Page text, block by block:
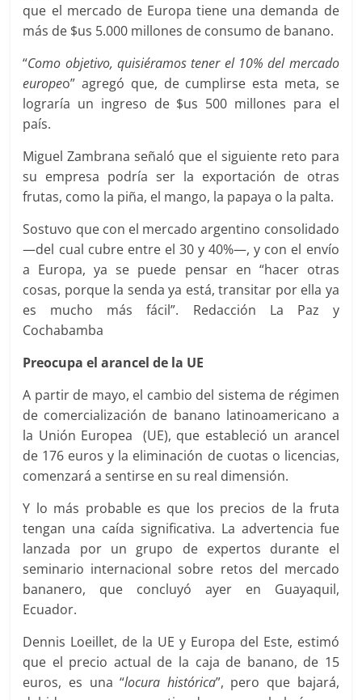
que el mercado de Europa tiene una demanda de
más de $us 5.000 millones de consumo de banano.
“Como objetivo, quisiéramos tener el 10% del mercado
europeo” agregó que, de cumplirse esta meta, se
lograría un ingreso de $us 500 millones para el
país.
Miguel Zambrana señaló que el siguiente reto para
su empresa podría ser la exportación de otras
frutas, como la piña, el mango, la papaya o la palta.
Sostuvo que con el mercado argentino consolidado
—del cual cubre entre el 30 y 40%—, y con el envío
a Europa, ya se puede pensar en “hacer otras
cosas, porque la senda ya está, transitar por ella ya
es mucho más fácil”. Redacción La Paz y
Cochabamba
Preocupa el arancel de la UE
A partir de mayo, el cambio del sistema de régimen
de comercialización de banano latinoamericano a
la Unión Europea (UE), que estableció un arancel
de 176 euros y la eliminación de cuotas o licencias,
comenzará a sentirse en su real dimensión.
Y lo más probable es que los precios de la fruta
tengan una caída significativa. La advertencia fue
lanzada por un grupo de expertos durante el
seminario internacional sobre retos del mercado
bananero, que concluyó ayer en Guayaquil,
Ecuador.
Dennis Loeillet, de la UE y Europa del Este, estimó
que el precio actual de la caja de banano, de 15
euros, es una “locura histórica”, pero que bajará,